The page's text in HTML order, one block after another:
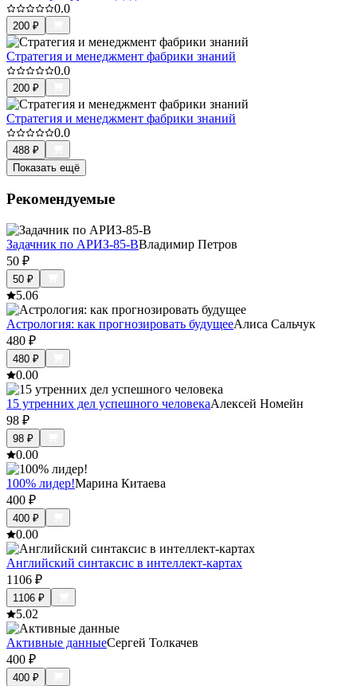
0.0
200 ₽
Стратегия и менеджмент фабрики знаний
0.0
200 ₽
Стратегия и менеджмент фабрики знаний
0.0
488 ₽
Показать ещё
Рекомендуемые
Задачник по АРИЗ-85-ВВладимир Петров
50 ₽
50 ₽
5.06
Астрология: как прогнозировать будущееАлиса Сальчук
480 ₽
480 ₽
0.00
15 утренних дел успешного человекаАлексей Номейн
98 ₽
98 ₽
0.00
100% лидер!Марина Китаева
400 ₽
400 ₽
0.00
Английский синтаксис в интеллект-картах
1106 ₽
1106 ₽
5.02
Активные данныеСергей Толкачев
400 ₽
400 ₽